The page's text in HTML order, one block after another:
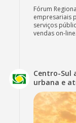
Fórum
empresariais
serviços
vendas on-line.
Centro-Sul
urbana e